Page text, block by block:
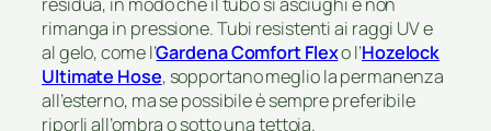
rimanga in pressione. Tubi resistenti ai raggi UV e
al gelo, come l’Gardena Comfort Flexo l’Hozelock
Ultimate Hose, sopportano meglio la permanenza
all’esterno, ma se possibile è sempre preferibile
riporli all’ombra o sotto una tettoia.